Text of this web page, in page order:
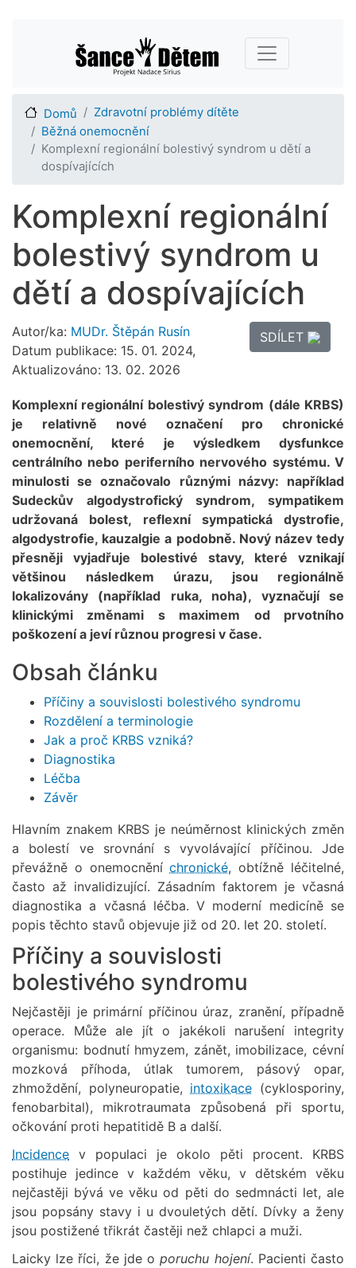
hlavnímu
obsahu
Main navigation
Domů
Zdravotní problémy dítěte
Běžná onemocnění
Komplexní regionální bolestivý syndrom u dětí a
dospívajících
Komplexní regionální
bolestivý syndrom u
dětí a dospívajících
Autor/ka: MUDr. Štěpán Rusín
Datum publikace: 15. 01. 2024,
Aktualizováno: 13. 02. 2026
SDÍLET
Komplexní regionální bolestivý syndrom (dále KRBS)
je relativně nové označení pro chronické
onemocnění, které je výsledkem dysfunkce
centrálního nebo periferního nervového systému. V
minulosti se označovalo různými názvy: například
Sudeckův algodystrofický syndrom, sympatikem
udržovaná bolest, reflexní sympatická dystrofie,
algodystrofie, kauzalgie a podobně. Nový název tedy
přesněji vyjadřuje bolestivé stavy, které vznikají
většinou následkem úrazu, jsou regionálně
lokalizovány (například ruka, noha), vyznačují se
klinickými změnami s maximem od prvotního
poškození a jeví různou progresi v čase.
Obsah článku
Příčiny a souvislosti bolestivého syndromu
Rozdělení a terminologie
Jak a proč KRBS vzniká?
Diagnostika
Léčba
Závěr
Hlavním znakem KRBS je neúměrnost klinických změn
a bolestí ve srovnání s vyvolávající příčinou. Jde
převážně o onemocněníchronické, obtížně léčitelné,
často až invalidizující. Zásadním faktorem je včasná
diagnostika a včasná léčba. V moderní medicíně se
popis těchto stavů objevuje již od 20. let 20. století.
Příčiny a souvislosti
bolestivého syndromu
Nejčastěji je primární příčinou úraz, zranění, případně
operace. Může ale jít o jakékoli narušení integrity
organismu: bodnutí hmyzem, zánět, imobilizace, cévní
mozková příhoda, útlak tumorem, pásový opar,
zhmoždění, polyneuropatie, intoxikace (cyklosporiny,
fenobarbital), mikrotraumata způsobená při sportu,
očkování proti hepatitidě B a další.
Incidence v populaci je okolo pěti procent. KRBS
postihuje jedince v každém věku, v dětském věku
nejčastěji bývá ve věku od pěti do sedmnácti let, ale
jsou popsány stavy i u dvouletých dětí. Dívky a ženy
jsou postižené třikrát častěji než chlapci a muži.
Laicky lze říci, že jde oporuchu hojení. Pacienti často